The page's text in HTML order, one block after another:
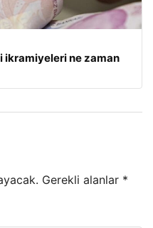
ikramiyeleri ne zaman
Gerekli alanlar *